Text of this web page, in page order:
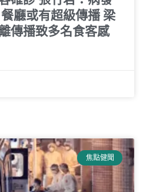
廳或有超級傳播 梁
傳播致多名食客感
焦點健聞